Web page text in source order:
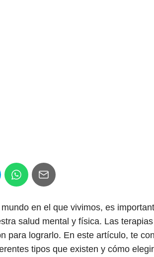
en el que vivimos, es
salud mental y física. Las
para lograrlo. En este artículo, te
tipos que existen y cómo